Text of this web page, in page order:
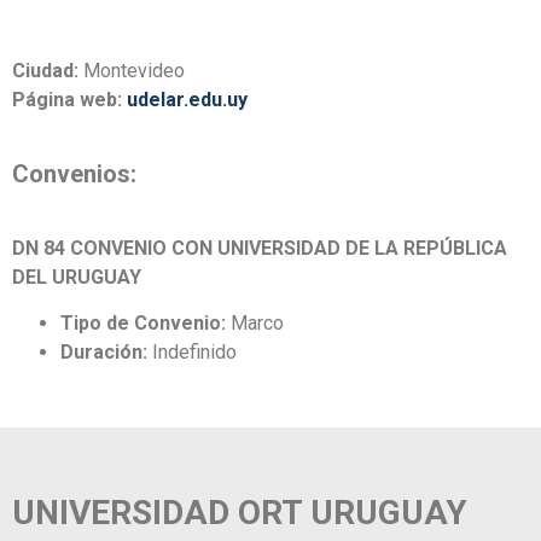
Ciudad: Montevideo
Página web: udelar.edu.uy
Convenios:
DN 84 CONVENIO CON UNIVERSIDAD DE LA REPÚBLICA
DEL URUGUAY
Tipo de Convenio: Marco
Duración: Indefinido
UNIVERSIDAD ORT URUGUAY